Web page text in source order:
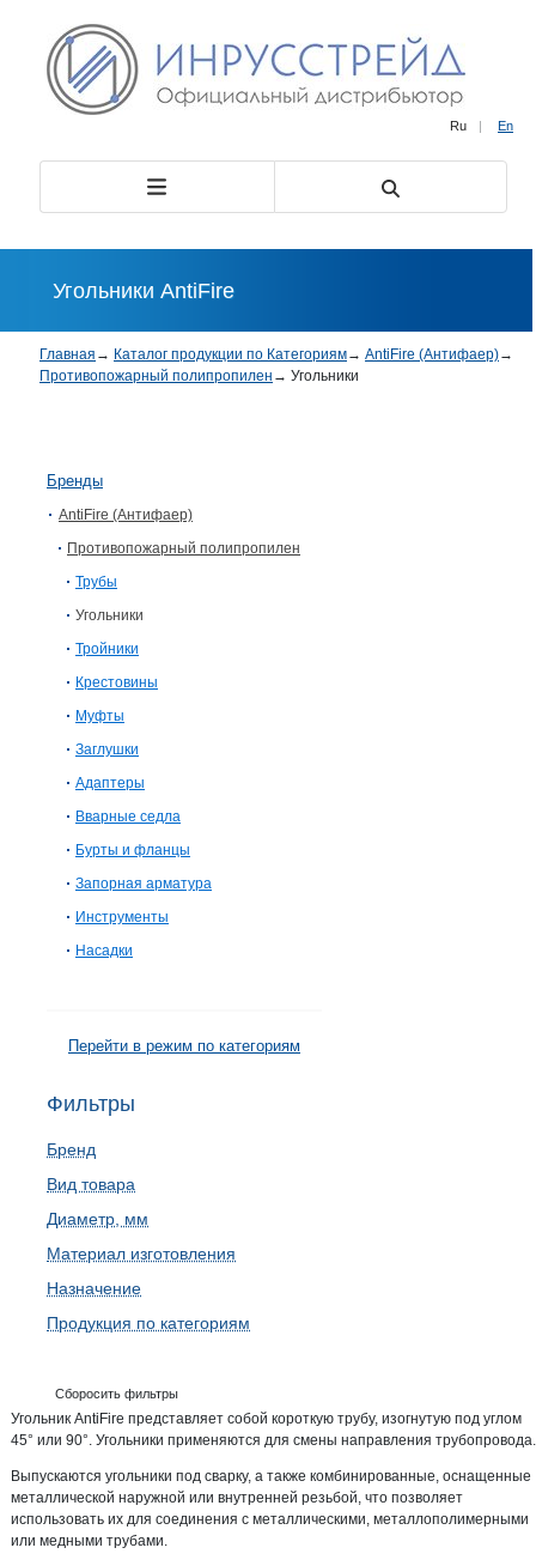
Ru | En
Угольники AntiFire
Главная → Каталог продукции по Категориям→ AntiFire (Антифаер)→
Противопожарный полипропилен → Угольники
Бренды
AntiFire (Антифаер)
Противопожарный полипропилен
Трубы
Угольники
Тройники
Крестовины
Муфты
Заглушки
Адаптеры
Вварные седла
Бурты и фланцы
Запорная арматура
Инструменты
Насадки
Перейти в режим по категориям
Фильтры
Бренд
Вид товара
Диаметр, мм
Материал изготовления
Назначение
Продукция по категориям
Сборосить фильтры
Угольник AntiFire представляет собой короткую трубу, изогнутую под углом
45° или 90°. Угольники применяются для смены направления трубопровода.
Выпускаются угольники под сварку, а также комбинированные, оснащенные
металлической наружной или внутренней резьбой, что позволяет
использовать их для соединения с металлическими, металлополимерными
или медными трубами.